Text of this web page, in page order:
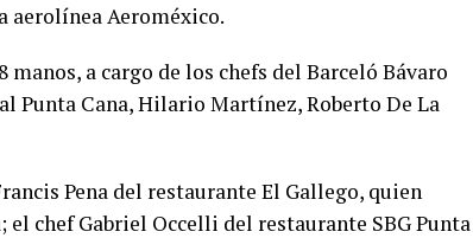
aerolínea Aeroméxico.
a cargo de los chefs del Barceló Bávaro
Punta Cana, Hilario Martínez, Roberto De La
Pena del restaurante El Gallego, quien
chef Gabriel Occelli del restaurante SBG Punta